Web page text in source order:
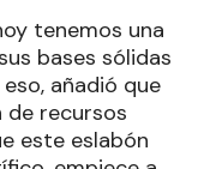
tenemos una
bases sólidas
añadió que
de recursos
este eslabón